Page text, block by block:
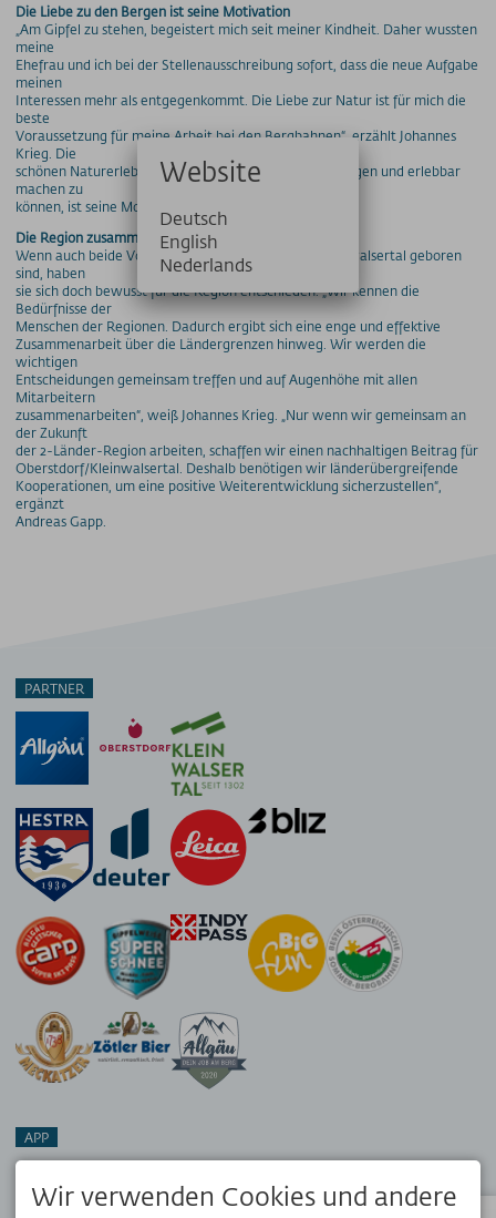
Die Liebe zu den Bergen ist seine Motivation
„Am Gipfel zu stehen, begeistert mich seit meiner Kindheit. Daher wussten
meine
Ehefrau und ich bei der Stellenausschreibung sofort, dass die neue Aufgabe
meinen
Interessen mehr als entgegenkommt. Die Liebe zur Natur ist für mich die
beste
Voraussetzung für meine Arbeit bei den Bergbahnen“, erzählt Johannes
Krieg. Die
schönen Naturerlebnisse anderen Menschen näherbringen und erlebbar
machen zu
können, ist seine Motivation für seine neue Aufgabe.
Die Region zusammen weiter stärken
Wenn auch beide Vorstände nicht in Oberstdorf/Kleinwalsertal geboren
sind, haben
sie sich doch bewusst für die Region entschieden. „Wir kennen die
Bedürfnisse der
Menschen der Regionen. Dadurch ergibt sich eine enge und effektive
Zusammenarbeit über die Ländergrenzen hinweg. Wir werden die
wichtigen
Entscheidungen gemeinsam treffen und auf Augenhöhe mit allen
Mitarbeitern
zusammenarbeiten“, weiß Johannes Krieg. „Nur wenn wir gemeinsam an
der Zukunft
der 2-Länder-Region arbeiten, schaffen wir einen nachhaltigen Beitrag für
Oberstdorf/Kleinwalsertal. Deshalb benötigen wir länderübergreifende
Kooperationen, um eine positive Weiterentwicklung sicherzustellen“,
ergänzt
Andreas Gapp.
PARTNER
APP
Dein Reisebegleiter vor Ort. Hol dir die kostenlose OK Bergbahnen
App!Wir verwenden Cookies und andere
Website
Deutsch
English
Nederlands